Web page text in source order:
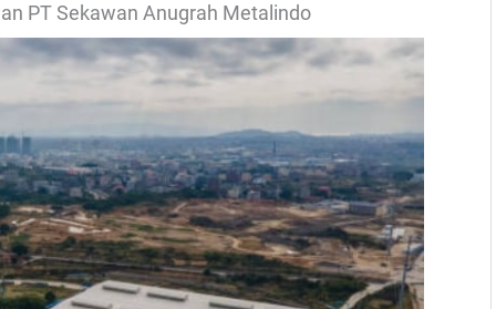
PT Sekawan Anugrah Metalindo